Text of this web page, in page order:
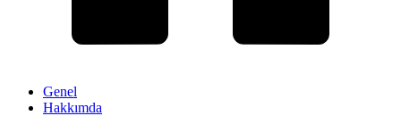
Genel
Hakkımda